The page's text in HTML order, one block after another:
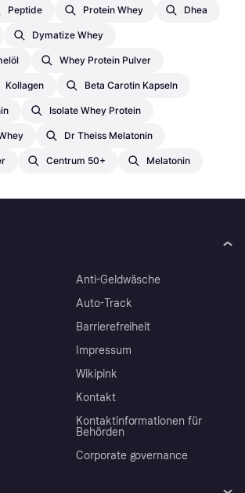
Peptide Protein Whey Dhea
Dymatize Whey
Whey Protein Pulver
Kollagen Beta Carotin Kapseln
Isolate Whey Protein
Dr Theiss Melatonin
Centrum 50+ Melatonin
Anti-Geldwäsche
Auto-Track
Barrierefreiheit
Impressum
Wikipink
Kontakt
Kontaktinformationen für
Behörden
Corporate governance